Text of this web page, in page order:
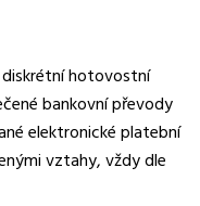
hotovostní
bankovní převody
elektronické platební
vztahy, vždy dle